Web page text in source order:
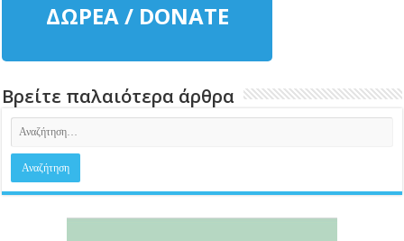
ΔΩΡΕΑ / DONATE
Βρείτε παλαιότερα άρθρα